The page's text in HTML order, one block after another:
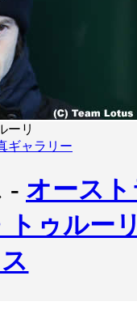
ーリ
ギャラリー
- オース
トゥルー